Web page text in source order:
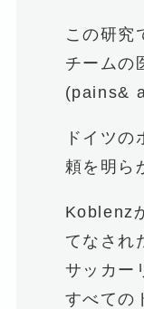
この研究
チームの
(pains&
ドイツ
頼を明ら
Koblenz
てなされ
サッカー
すべての